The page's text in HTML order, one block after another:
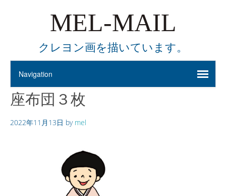
MEL-MAIL
クレヨン画を描いています。
座布団３枚
2022年11月13日 by mel